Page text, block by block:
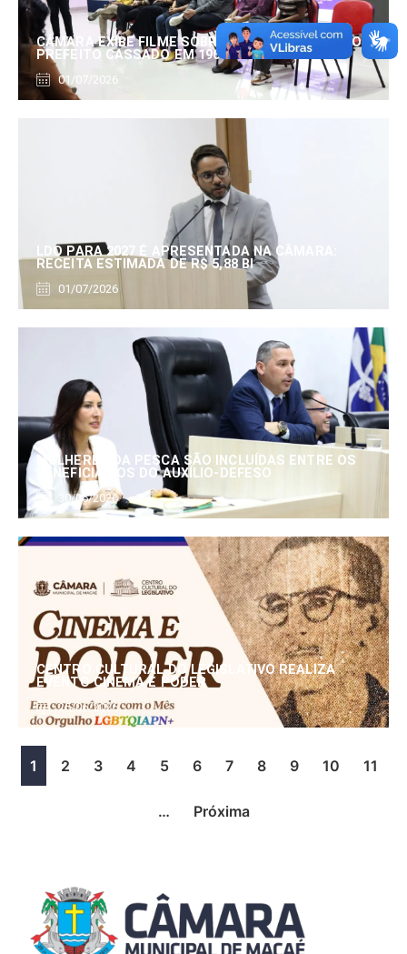
CÂMARA EXIBE FILME SOBRE EDUARDO SERRANO,
PREFEITO CASSADO EM 1960
01/07/2026
LDO PARA 2027 É APRESENTADA NA CÂMARA:
RECEITA ESTIMADA DE R$ 5,88 BI
01/07/2026
MULHERES DA PESCA SÃO INCLUÍDAS ENTRE OS
BENEFICIÁRIOS DO AUXÍLIO-DEFESO
30/06/2026
CENTRO CULTURAL DO LEGISLATIVO REALIZA
EVENTO CINEMA E PODER
25/06/2026
1 2 3 4 5 6 7 8 9 10 11
… Próxima